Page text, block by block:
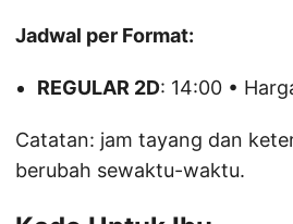
Jadwal per Format:
REGULAR 2D: 14:00 •
Catatan: jam tayang dan
berubah sewaktu-waktu.